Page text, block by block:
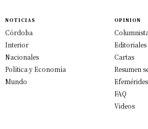
NOTICIAS
Córdoba
Interior
Nacionales
Política y Economía
Mundo
OPINION
Editoriales
Cartas
Resumen
Efemérides
FAQ
Videos